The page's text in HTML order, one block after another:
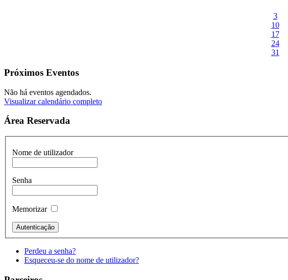
3
10
17
24
31
Próximos Eventos
Não há eventos agendados.
Visualizar calendário completo
Área Reservada
Nome de utilizador
Senha
Memorizar
Perdeu a senha?
Esqueceu-se do nome de utilizador?